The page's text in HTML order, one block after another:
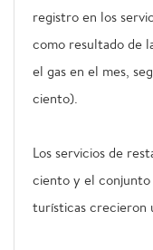
registro en los
como resultado de
el gas en el mes,
ciento).
Los servicios de
ciento y el conjunto
turísticas crecieron